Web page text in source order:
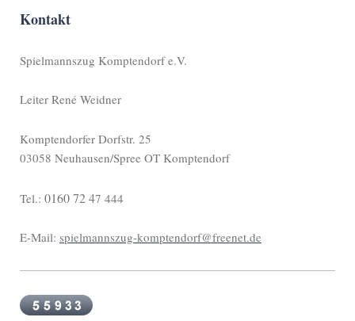
Kontakt
Spielmannszug Komptendorf e.V.
Leiter René Weidner
Komptendorfer Dorfstr. 25
03058 Neuhausen/Spree OT Komptendorf
Tel.: 0160 72 47 444
E-Mail: spielmannszug-komptendorf@freenet.de